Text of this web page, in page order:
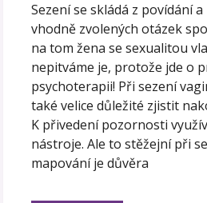
Sezení se skládá z povídání
vhodně zvolených otázek
na tom žena se sexualitou
nepitváme je, protože jde o
psychoterapii! Při sezení
také velice důležité zjistit
K přivedení pozornosti
nástroje. Ale to stěžejní při
mapování je důvěra